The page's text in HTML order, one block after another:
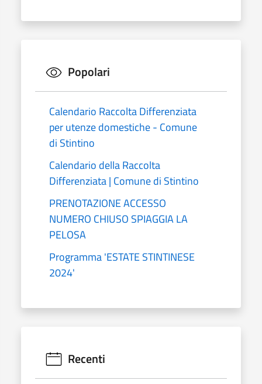
Popolari
Calendario Raccolta Differenziata
per utenze domestiche - Comune
di Stintino
Calendario della Raccolta
Differenziata | Comune di Stintino
PRENOTAZIONE ACCESSO
NUMERO CHIUSO SPIAGGIA LA
PELOSA
Programma 'ESTATE STINTINESE
2024'
Recenti